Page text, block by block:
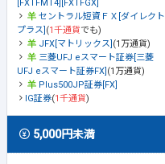
[FXTFMT4][FXTFGX]
セントラル短資ＦＸ[ダイレクト
プラス] (1千通貨でも)
JFX[マトリックス] (1万通貨)
三菱UFJ eスマート証券[三菱
UFJ eスマート証券FX] (1万通貨)
Plus500JP証券[FX]
IG証券(1千通貨)
5,000円未満